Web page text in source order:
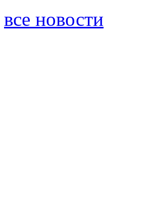
все новости